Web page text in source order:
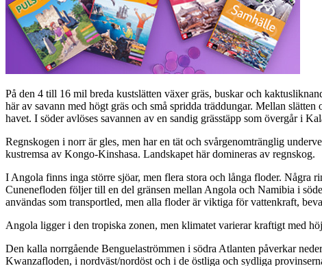
På den 4 till 16 mil breda kustslätten växer gräs, buskar och
här av savann med högt gräs och små spridda träddungar. Mellan
havet. I söder avlöses savannen av en sandig grässtäpp som övergår i
Regnskogen i norr är gles, men har en tät och svårgenomtränglig
kustremsa av Kongo-Kinshasa. Landskapet här domineras av regnskog.
I Angola finns inga större sjöar, men flera stora och långa floder.
Cunenefloden följer till en del gränsen mellan Angola och Namibia i
användas som transportled, men alla floder är viktiga för vattenkraft,
Angola ligger i den tropiska zonen, men klimatet varierar kraftigt med
Den kalla norrgående Benguelaströmmen i södra Atlanten påverkar
Kwanzafloden, i nordväst/nordöst och i de östliga och sydliga